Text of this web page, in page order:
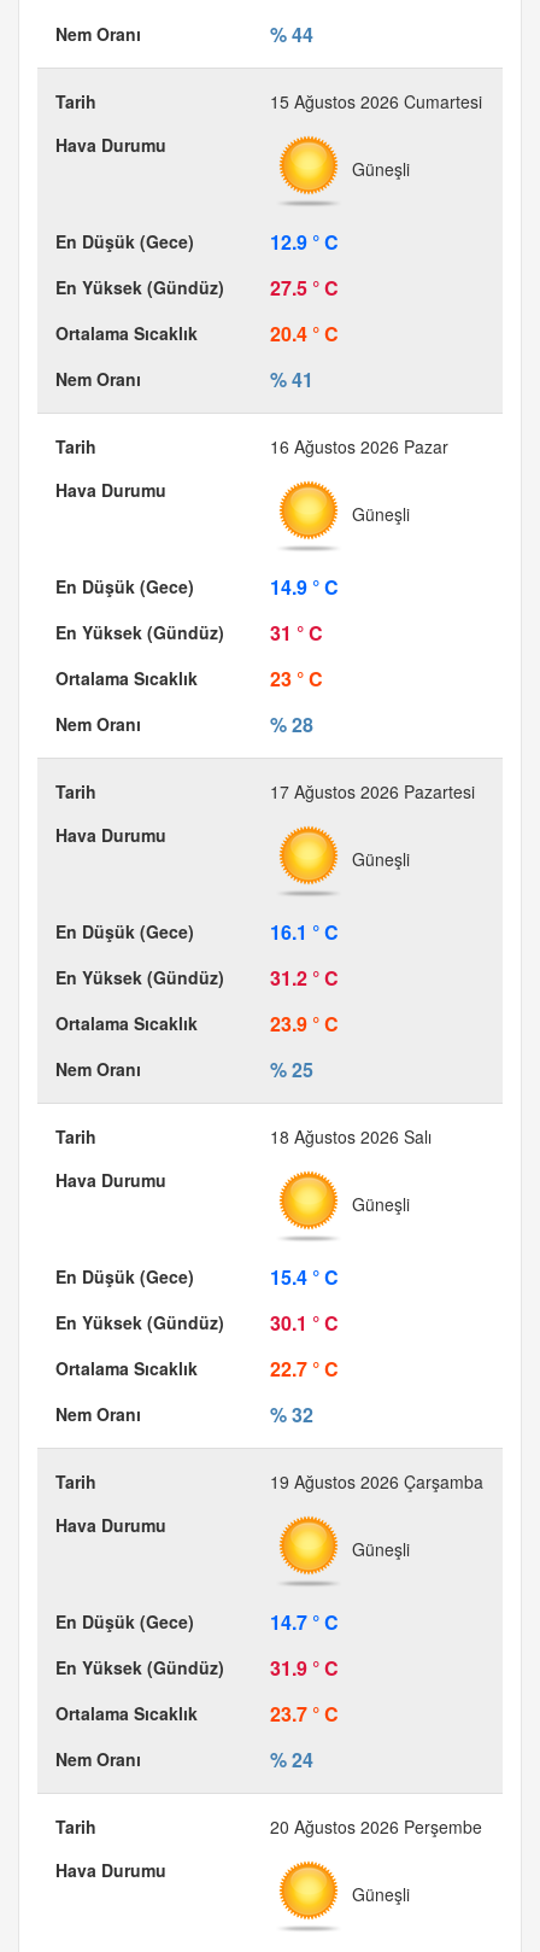
% 44
15 Ağustos 2026 Cumartesi
Güneşli
12.9 ° C
27.5 ° C
20.4 ° C
% 41
16 Ağustos 2026 Pazar
Güneşli
14.9 ° C
31 ° C
23 ° C
% 28
17 Ağustos 2026 Pazartesi
Güneşli
16.1 ° C
31.2 ° C
23.9 ° C
% 25
18 Ağustos 2026 Salı
Güneşli
15.4 ° C
30.1 ° C
22.7 ° C
% 32
19 Ağustos 2026 Çarşamba
Güneşli
14.7 ° C
31.9 ° C
23.7 ° C
% 24
20 Ağustos 2026 Perşembe
Güneşli